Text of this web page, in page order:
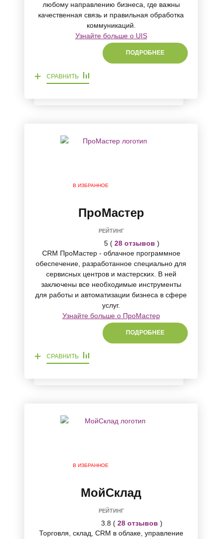
любому направлению бизнеса, где важны
качественная связь и правильная обработка
коммуникаций.
Узнайте больше о UIS
ПОДРОБНЕЕ
+ СРАВНИТЬ
В ИЗБРАННОЕ
ПроМастер
РЕЙТИНГ
5 ( 28 отзывов )
CRM ПроМастер - облачное программное
обеспечение, разработанное специально для
сервисных центров и мастерских. В ней
заключены все необходимые инструменты
для работы и автоматизации бизнеса в сфере
услуг.
Узнайте больше о ПроМастер
ПОДРОБНЕЕ
+ СРАВНИТЬ
В ИЗБРАННОЕ
МойСклад
РЕЙТИНГ
3.8 ( 28 отзывов )
Торговля, склад, CRM в облаке, управление